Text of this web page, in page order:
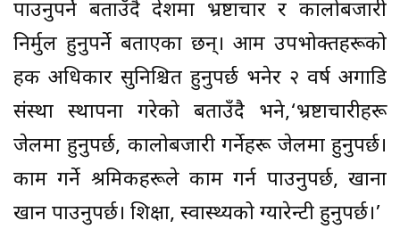
पाउनुपर्ने बताउँदै देशमा भ्रष्टाचार र कालोबजारी
निर्मुल हुनुपर्ने बताएका छन्। आम उपभोक्तहरूको
हक अधिकार सुनिश्चित हुनुपर्छ भनेर २ वर्ष अगाडि
संस्था स्थापना गरेको बताउँदै भने,‘भ्रष्टाचारीहरू
जेलमा हुनुपर्छ, कालोबजारी गर्नेहरू जेलमा हुनुपर्छ।
काम गर्ने श्रमिकहरूले काम गर्न पाउनुपर्छ, खाना
खान पाउनुपर्छ। शिक्षा, स्वास्थ्यको ग्यारेन्टी हुनुपर्छ।’